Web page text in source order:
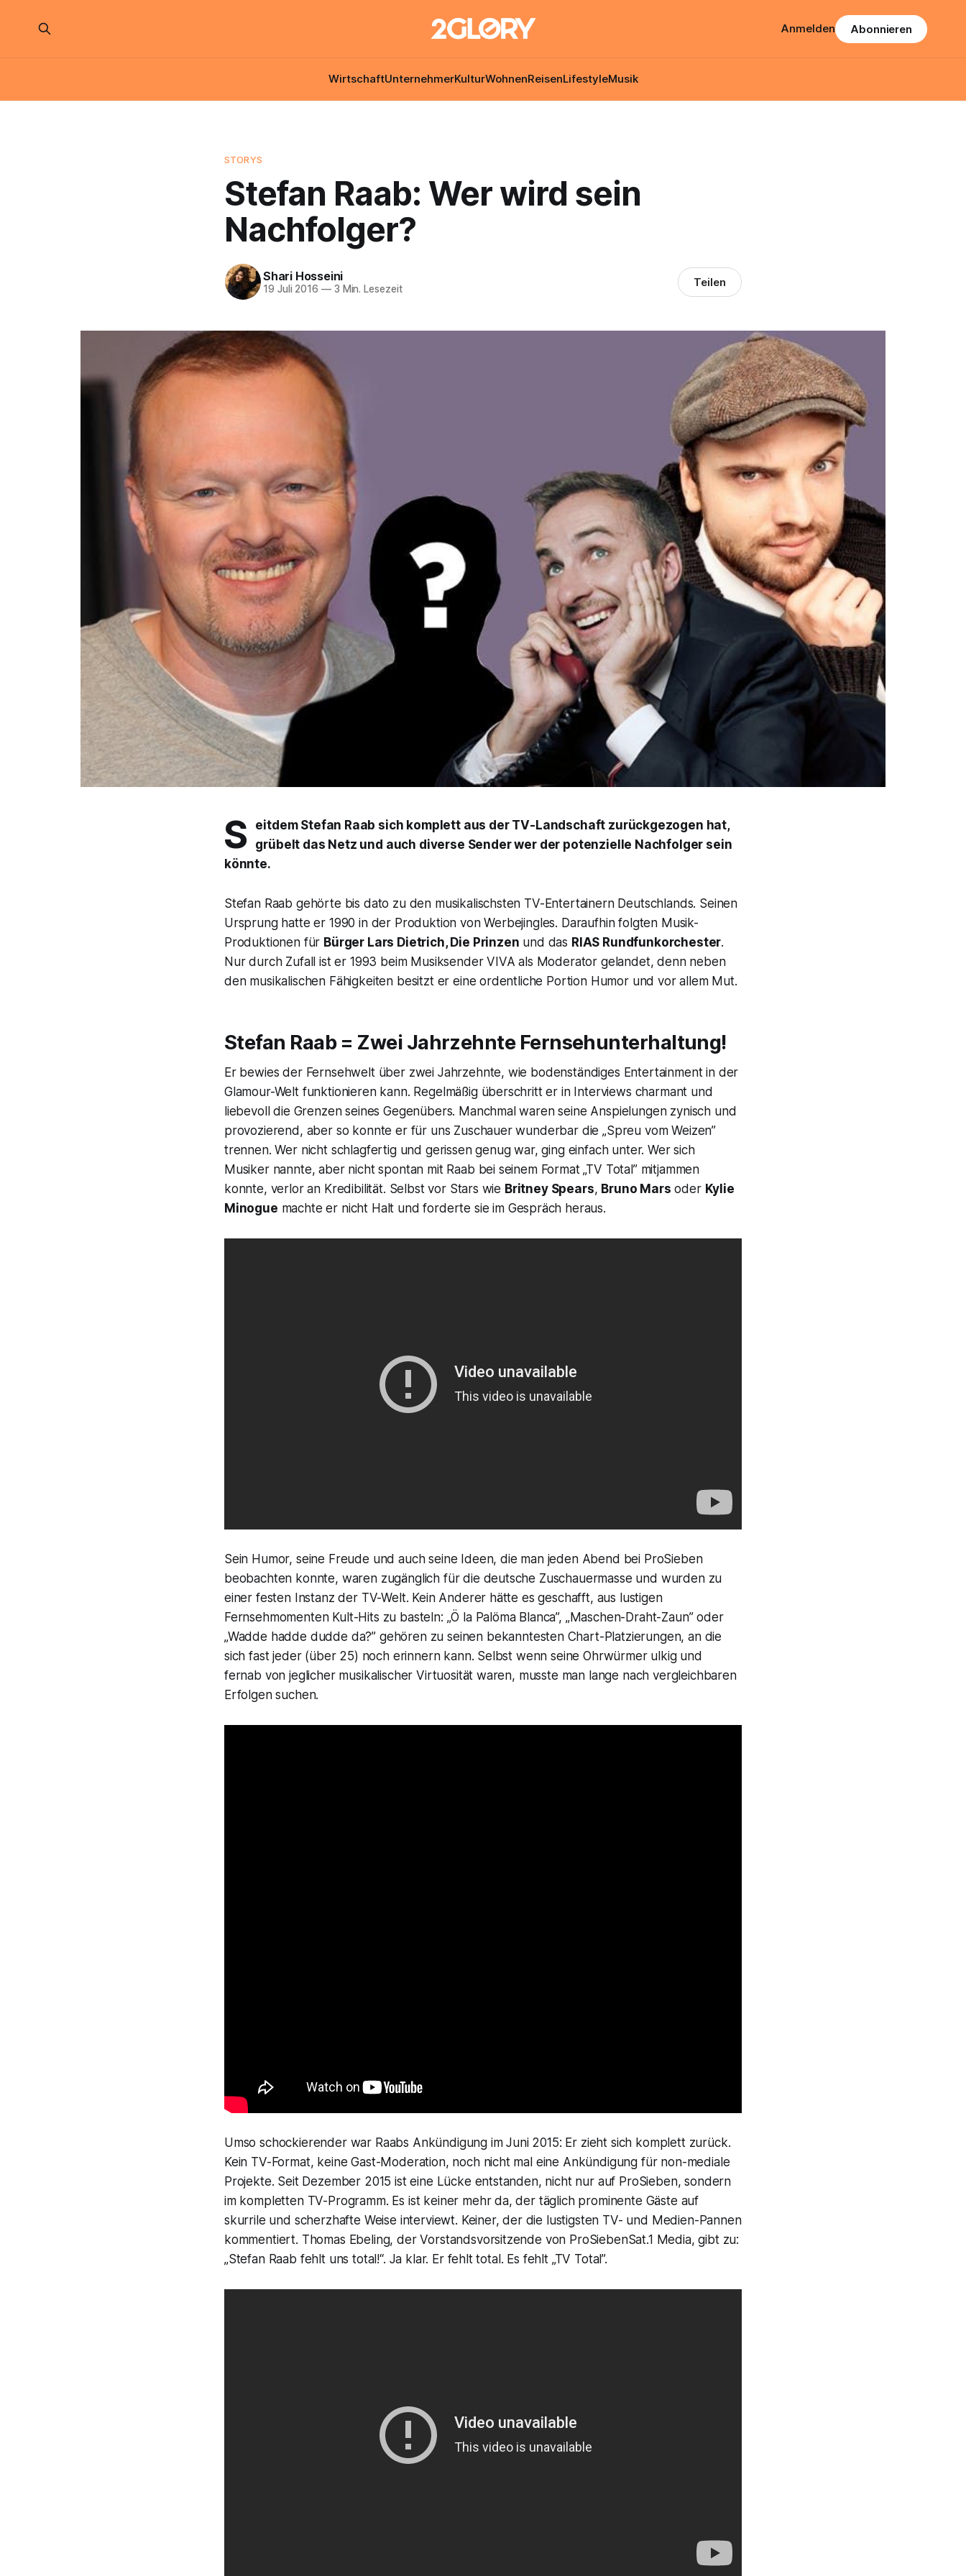
WirtschaftUnternehmerKulturWohnenReisenLifestyleMusik
Anmelden Abonnieren
STORYS
Stefan Raab: Wer wird sein
Nachfolger?
Shari Hosseini
19 Juli 2016 —3 Min. Lesezeit Teilen
S
eitdem Stefan Raab sich komplett aus der TV-Landschaft zurückgezogen hat,
grübelt das Netz und auch diverse Sender wer der potenzielle Nachfolger sein
könnte.
Stefan Raab gehörte bis dato zu den musikalischsten TV-Entertainern Deutschlands. Seinen
Ursprung hatte er 1990 in der Produktion von Werbejingles. Daraufhin folgten Musik-
Produktionen für Bürger Lars Dietrich, Die Prinzen und das RIAS Rundfunkorchester.
Nur durch Zufall ist er 1993 beim Musiksender VIVA als Moderator gelandet, denn neben
den musikalischen Fähigkeiten besitzt er eine ordentliche Portion Humor und vor allem Mut.
Stefan Raab = Zwei Jahrzehnte Fernsehunterhaltung!
Er bewies der Fernsehwelt über zwei Jahrzehnte, wie bodenständiges Entertainment in der
Glamour-Welt funktionieren kann. Regelmäßig überschritt er in Interviews charmant und
liebevoll die Grenzen seines Gegenübers. Manchmal waren seine Anspielungen zynisch und
provozierend, aber so konnte er für uns Zuschauer wunderbar die „Spreu vom Weizen”
trennen. Wer nicht schlagfertig und gerissen genug war, ging einfach unter. Wer sich
Musiker nannte, aber nicht spontan mit Raab bei seinem Format „TV Total” mitjammen
konnte, verlor an Kredibilität. Selbst vor Stars wie Britney Spears, Bruno Mars oder Kylie
Minogue machte er nicht Halt und forderte sie im Gespräch heraus.
Sein Humor, seine Freude und auch seine Ideen, die man jeden Abend bei ProSieben
beobachten konnte, waren zugänglich für die deutsche Zuschauermasse und wurden zu
einer festen Instanz der TV-Welt. Kein Anderer hätte es geschafft, aus lustigen
Fernsehmomenten Kult-Hits zu basteln: „Ö la Palöma Blanca”, „Maschen-Draht-Zaun” oder
„Wadde hadde dudde da?” gehören zu seinen bekanntesten Chart-Platzierungen, an die
sich fast jeder (über 25) noch erinnern kann. Selbst wenn seine Ohrwürmer ulkig und
fernab von jeglicher musikalischer Virtuosität waren, musste man lange nach vergleichbaren
Erfolgen suchen.
Umso schockierender war Raabs Ankündigung im Juni 2015: Er zieht sich komplett zurück.
Kein TV-Format, keine Gast-Moderation, noch nicht mal eine Ankündigung für non-mediale
Projekte. Seit Dezember 2015 ist eine Lücke entstanden, nicht nur auf ProSieben, sondern
im kompletten TV-Programm. Es ist keiner mehr da, der täglich prominente Gäste auf
skurrile und scherzhafte Weise interviewt. Keiner, der die lustigsten TV- und Medien-Pannen
kommentiert. Thomas Ebeling, der Vorstandsvorsitzende von ProSiebenSat.1 Media, gibt zu:
„Stefan Raab fehlt uns total!“. Ja klar. Er fehlt total. Es fehlt „TV Total”.